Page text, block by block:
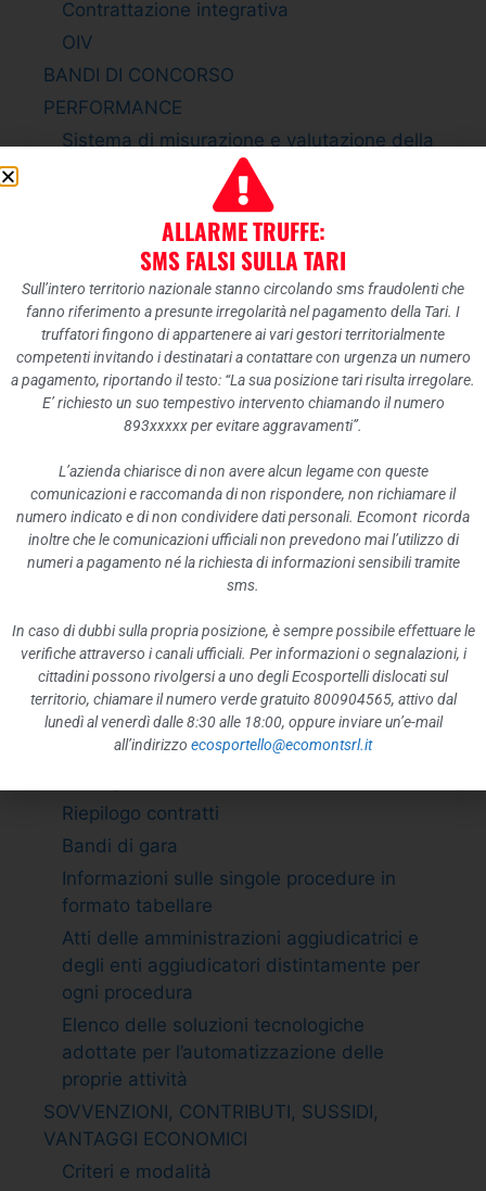
Contrattazione integrativa
OIV
BANDI DI CONCORSO
PERFORMANCE
Sistema di misurazione e valutazione della
Piano della Performance
Relazione sulla Performance
Ammontare complessivo dei premi
Dati relativi ai premi
ENTI CONTROLLATI
Enti pubblici vigilati
Società partecipate
Enti di diritto privato controllati
Rappresentazione grafica
ATTIVITÀ E PROCEDIMENTI
Tipologie di procedimento
Dichiarazioni sostitutive e acquisizione
Provvedimenti organi indirizzo politico
Provvedimenti dirigenti amministrativi
CONTROLLI SULLE IMPRESE
BANDI DI GARA E CONTRATTI
Riepilogo contratti
Bandi di gara
Informazioni sulle singole procedure in
formato tabellare
Atti delle amministrazioni aggiudicatrici e
degli enti aggiudicatori distintamente per
ogni procedura
Elenco delle soluzioni tecnologiche
adottate per l’automatizzazione delle
proprie attività
SOVVENZIONI, CONTRIBUTI, SUSSIDI,
VANTAGGI ECONOMICI
Criteri e modalità
ALLARME TRUFFE:
SMS FALSI SULLA TARI
Sull’intero territorio nazionale stanno circolando sms fraudolenti che
fanno riferimento a presunte irregolarità nel pagamento della Tari. I
truffatori fingono di appartenere ai vari gestori territorialmente
competenti invitando i destinatari a contattare con urgenza un numero
a pagamento, riportando il testo: “La sua posizione tari risulta irregolare.
E’ richiesto un suo tempestivo intervento chiamando il numero
893xxxxx per evitare aggravamenti”.
L’azienda chiarisce di non avere alcun legame con queste
comunicazioni e raccomanda di non rispondere, non richiamare il
numero indicato e di non condividere dati personali. Ecomont ricorda
inoltre che le comunicazioni ufficiali non prevedono mai l’utilizzo di
numeri a pagamento né la richiesta di informazioni sensibili tramite
sms.
In caso di dubbi sulla propria posizione, è sempre possibile effettuare le
verifiche attraverso i canali ufficiali. Per informazioni o segnalazioni, i
cittadini possono rivolgersi a uno degli Ecosportelli dislocati sul
territorio, chiamare il numero verde gratuito 800904565, attivo dal
lunedì al venerdì dalle 8:30 alle 18:00, oppure inviare un’e-mail
all’indirizzo ecosportello@ecomontsrl.it